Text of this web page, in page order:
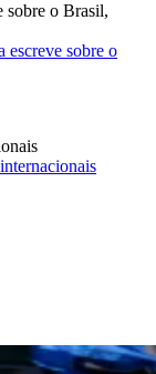
sobre o Brasil,
escreve sobre o